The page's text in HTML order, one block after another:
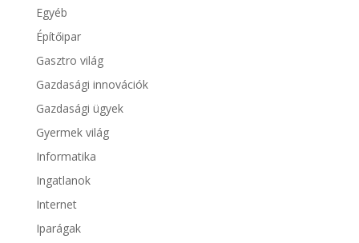
Egyéb
Építőipar
Gasztro világ
Gazdasági innovációk
Gazdasági ügyek
Gyermek világ
Informatika
Ingatlanok
Internet
Iparágak